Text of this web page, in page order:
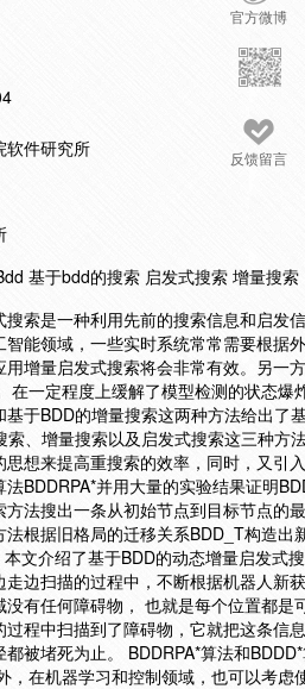
官方微博
反馈留言
软件研究所
基于bdd的搜索 启发式搜索 增量搜索
搜索是一种利用先前的搜索信息和启发
智能领域，一些实时系统常常需要根据
用增量启发式搜索将会非常有效。另一
在一定程度上缓解了模型检测的状态
基于BDD的增量搜索这两种方法给出了
索、增量搜索以及启发式搜索这三种方
思想来提高重搜索的效率，同时，又引
法BDDRPA*并用大量的实验结果证明
方法搜出一条从初始节点到目标节点的
法根据旧格局的迁移关系BDD_T构造
文介绍了基于BDD的动态增量启发式
走边扫描的过程中，不断根据机器人新
没有任何障碍物， 也就是每个位置都
过程中扫描到了障碍物，它就把这条信
都被堵死为止。 BDDRPA*算法和
，在机器学习和控制领域，也可以考虑